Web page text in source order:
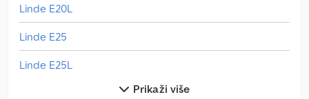
Linde E20L
Linde E25
Linde E25L
Prikaži više